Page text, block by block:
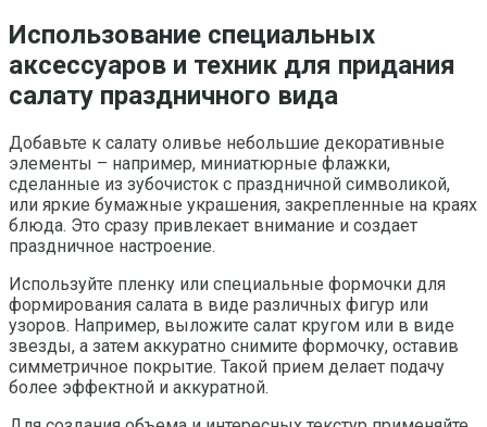
Использование специальных
аксессуаров и техник для придания
салату праздничного вида
Добавьте к салату оливье небольшие декоративные
элементы – например, миниатюрные флажки,
сделанные из зубочисток с праздничной символикой,
или яркие бумажные украшения, закрепленные на краях
блюда. Это сразу привлекает внимание и создает
праздничное настроение.
Используйте пленку или специальные формочки для
формирования салата в виде различных фигур или
узоров. Например, выложите салат кругом или в виде
звезды, а затем аккуратно снимите формочку, оставив
симметричное покрытие. Такой прием делает подачу
более эффектной и аккуратной.